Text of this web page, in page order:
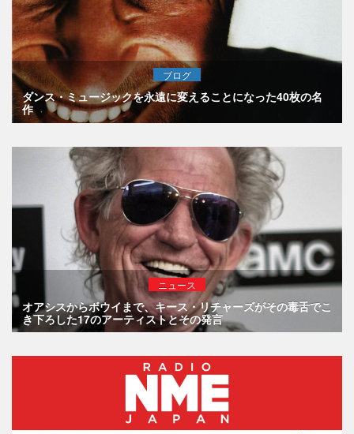
ブログ
ダンス・ミュージックを永遠に変えることになった40枚の名
作
ニュース
オアシスからボウイまで、キース・リチャーズがその毒舌でこ
き下ろした17のアーティストとその発言